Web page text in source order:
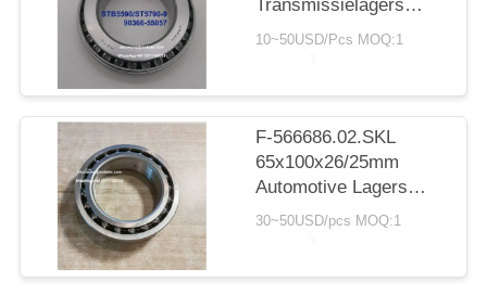
Transmissielagers
55X90X23.5mm Inch
10~50USD/Pcs MOQ:1
F-566686.02.SKL
65x100x26/25mm
Automotive Lagers
Dubbele Rij
30~50USD/pcs MOQ:1